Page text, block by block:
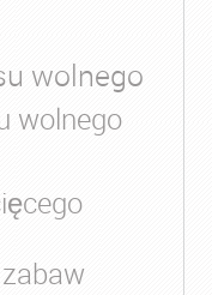
wolnego
wolnego